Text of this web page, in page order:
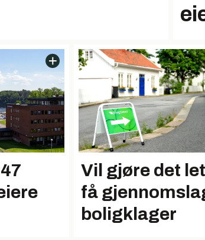
Vil gjøre det
få
boligklager